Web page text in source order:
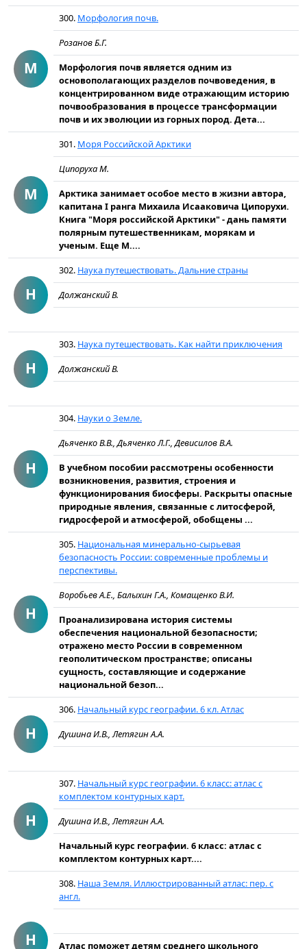
М
300. Морфология почв.
Розанов Б.Г.
Морфология почв является одним из
основополагающих разделов почвоведения, в
концентрированном виде отражающим историю
почвообразования в процессе трансформации
почв и их эволюции из горных пород. Дета...
М
301. Моря Российской Арктики
Ципоруха М.
Арктика занимает особое место в жизни автора,
капитана I ранга Михаила Исааковича Ципорухи.
Книга "Моря российской Арктики" - дань памяти
полярным путешественникам, морякам и
ученым. Еще М....
Н
302. Наука путешествовать. Дальние страны
Должанский В.
Н
303. Наука путешествовать. Как найти приключения
Должанский В.
Н
304. Науки о Земле.
Дьяченко В.В., Дьяченко Л.Г., Девисилов В.А.
В учебном пособии рассмотрены особенности
возникновения, развития, строения и
функционирования биосферы. Раскрыты опасные
природные явления, связанные с литосферой,
гидросферой и атмосферой, обобщены ...
Н
305. Национальная минерально-сырьевая
безопасность России: современные проблемы и
перспективы.
Воробьев А.Е., Балыхин Г.А., Комащенко В.И.
Проанализирована история системы
обеспечения национальной безопасности;
отражено место России в современном
геополитическом пространстве; описаны
сущность, составляющие и содержание
национальной безоп...
Н
306. Начальный курс географии. 6 кл. Атлас
Душина И.В., Летягин А.А.
Н
307. Начальный курс географии. 6 класс: атлас с
комплектом контурных карт.
Душина И.В., Летягин А.А.
Начальный курс географии. 6 класс: атлас с
комплектом контурных карт....
Н
308. Наша Земля. Иллюстрированный атлас: пер. с
англ.
Атлас поможет детям среднего школьного